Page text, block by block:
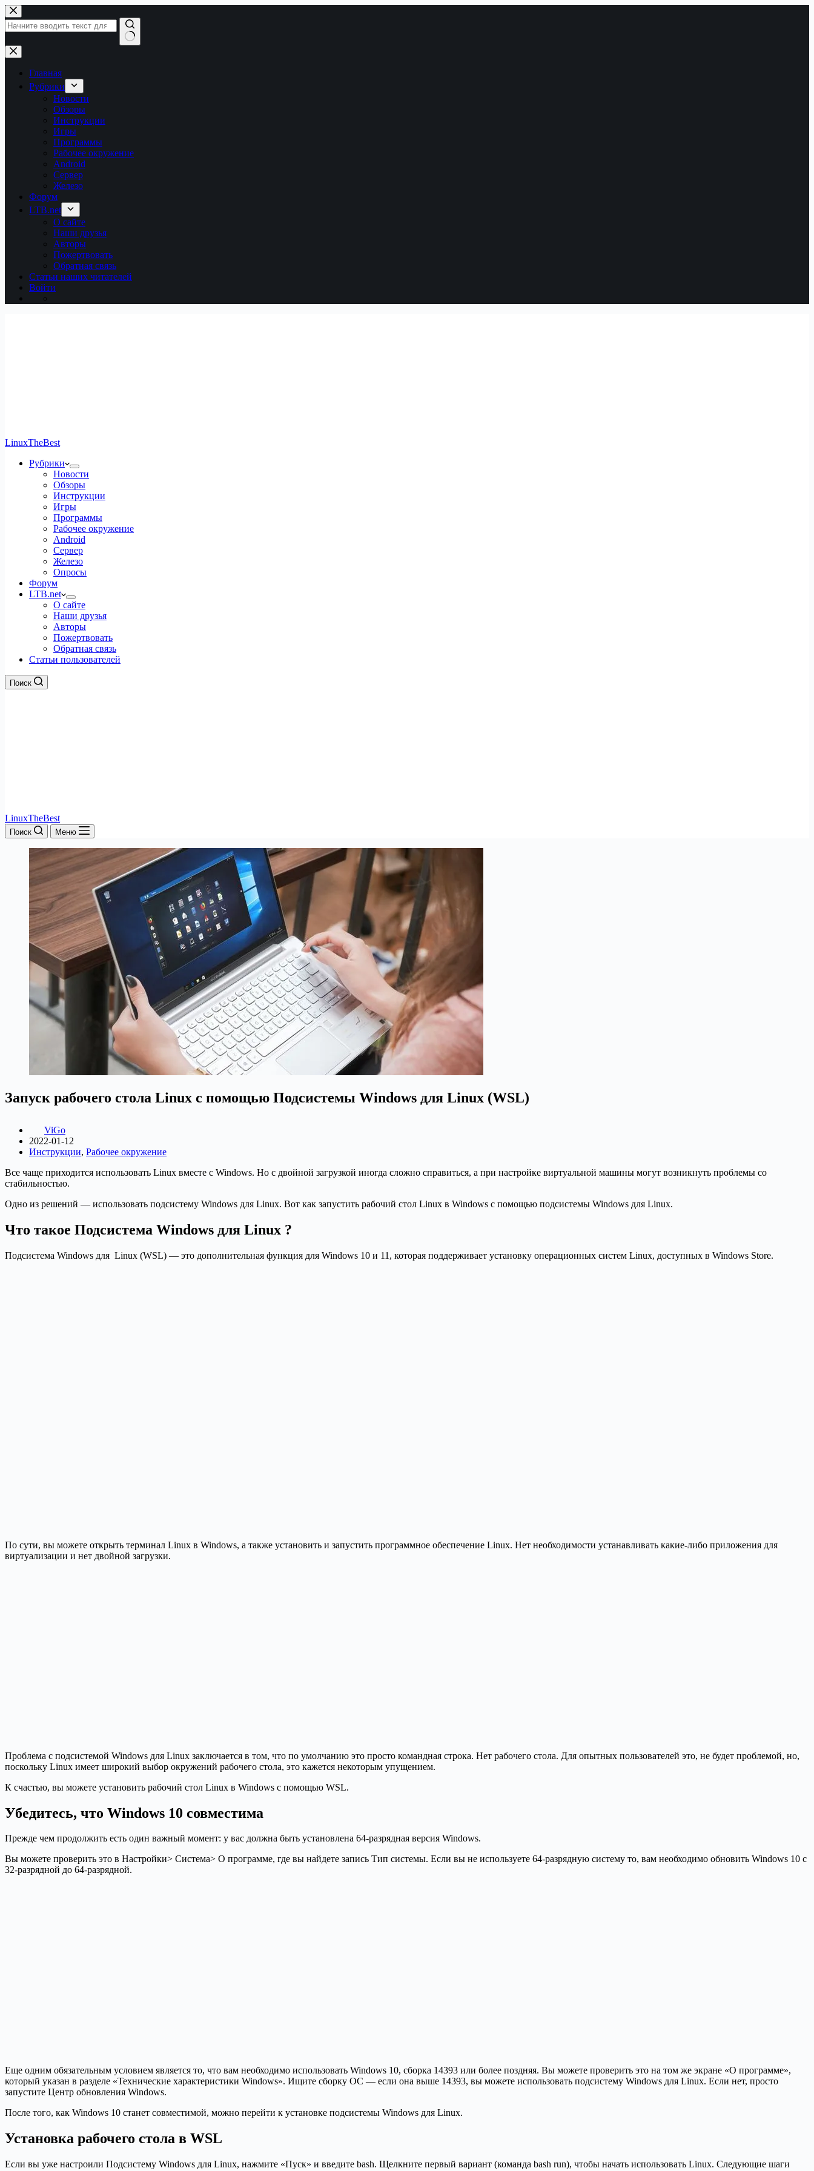
Перейти
к
сути
Ничего
не
найденоГлавная
Рубрики
Новости
Обзоры
Инструкции
Игры
Программы
Рабочее окружение
Android
Сервер
Железо
Форум
LTB.net
О сайте
Наши друзья
Авторы
Пожертвовать
Обратная связь
Статьи наших читателей
Войти
LinuxTheBest
Рубрики
Новости
Обзоры
Инструкции
Игры
Программы
Рабочее окружение
Android
Сервер
Железо
Опросы
Форум
LTB.net
О сайте
Наши друзья
Авторы
Пожертвовать
Обратная связь
Статьи пользователей
Поиск
LinuxTheBest
Поиск Меню
Запуск рабочего стола Linux с помощью Подсистемы Windows для Linux (WSL)
ViGo
2022-01-12
Инструкции, Рабочее окружение
Все чаще приходится использовать Linux вместе с Windows. Но с двойной загрузкой иногда сложно справиться, а при настройке виртуальной машины могут возникнуть проблемы со
стабильностью.
Одно из решений — использовать подсистему Windows для Linux. Вот как запустить рабочий стол Linux в Windows с помощью подсистемы Windows для Linux.
Что такое Подсистема Windows для Linux ?
Подсистема Windows для Linux (WSL) — это дополнительная функция для Windows 10 и 11, которая поддерживает установку операционных систем Linux, доступных в Windows Store.
По сути, вы можете открыть терминал Linux в Windows, а также установить и запустить программное обеспечение Linux. Нет необходимости устанавливать какие-либо приложения для
виртуализации и нет двойной загрузки.
Проблема с подсистемой Windows для Linux заключается в том, что по умолчанию это просто командная строка. Нет рабочего стола. Для опытных пользователей это, не будет проблемой, но,
поскольку Linux имеет широкий выбор окружений рабочего стола, это кажется некоторым упущением.
К счастью, вы можете установить рабочий стол Linux в Windows с помощью WSL.
Убедитесь, что Windows 10 совместима
Прежде чем продолжить есть один важный момент: у вас должна быть установлена 64-разрядная версия Windows.
Вы можете проверить это в Настройки> Система> О программе, где вы найдете запись Тип системы. Если вы не используете 64-разрядную систему то, вам необходимо обновить Windows 10 с
32-разрядной до 64-разрядной.
Еще одним обязательным условием является то, что вам необходимо использовать Windows 10, сборка 14393 или более поздняя. Вы можете проверить это на том же экране «О программе»,
который указан в разделе «Технические характеристики Windows». Ищите сборку ОС — если она выше 14393, вы можете использовать подсистему Windows для Linux. Если нет, просто
запустите Центр обновления Windows.
После того, как Windows 10 станет совместимой, можно перейти к установке подсистемы Windows для Linux.
Установка рабочего стола в WSL
Если вы уже настроили Подсистему Windows для Linux, нажмите «Пуск» и введите bash. Щелкните первый вариант (команда bash run), чтобы начать использовать Linux. Следующие шаги